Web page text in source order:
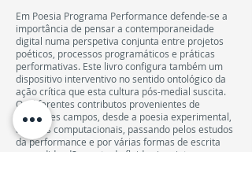
Em Poesia Programa Performance defende-se a
importância de pensar a contemporaneidade
digital numa perspetiva conjunta entre projetos
poéticos, processos programáticos e práticas
performativas. Este livro configura também um
dispositivo interventivo no sentido ontológico da
ação crítica que esta cultura pós-medial suscita.
Os diferentes contributos provenientes de
diferentes campos, desde a poesia experimental,
as artes computacionais, passando pelos estudos
da performance e por várias formas de escrita
expandida, dão conta da fluidez inquieta que